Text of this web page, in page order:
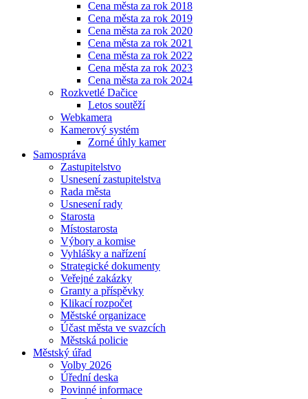
Cena města za rok 2018
Cena města za rok 2019
Cena města za rok 2020
Cena města za rok 2021
Cena města za rok 2022
Cena města za rok 2023
Cena města za rok 2024
Rozkvetlé Dačice
Letos soutěží
Webkamera
Kamerový systém
Zorné úhly kamer
Samospráva
Zastupitelstvo
Usnesení zastupitelstva
Rada města
Usnesení rady
Starosta
Místostarosta
Výbory a komise
Vyhlášky a nařízení
Strategické dokumenty
Veřejné zakázky
Granty a příspěvky
Klikací rozpočet
Městské organizace
Účast města ve svazcích
Městská policie
Městský úřad
Volby 2026
Úřední deska
Povinné informace